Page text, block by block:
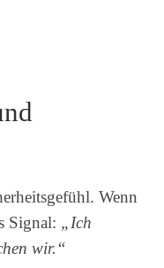
Wenn
Signal: „Ich
wir.“